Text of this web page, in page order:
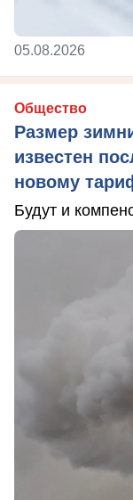
05.08.2026
Общество
Размер
известен
новому
Будут и